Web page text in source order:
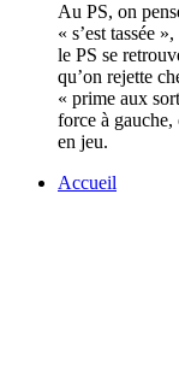
Au PS, on
« s’est tassée
le PS se
qu’on rejette
« prime aux
force à gauche,
en jeu.
Accueil